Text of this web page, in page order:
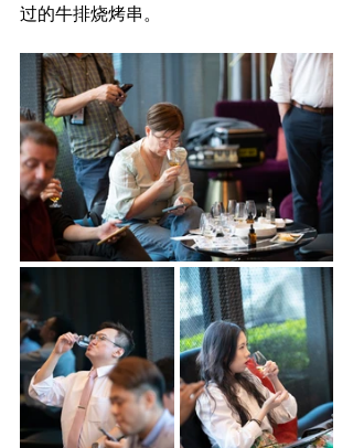
过的牛排烧烤串。